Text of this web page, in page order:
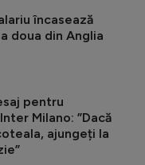
încasează
doua din Anglia
pentru
Milano: ”Dacă
ajungeți la